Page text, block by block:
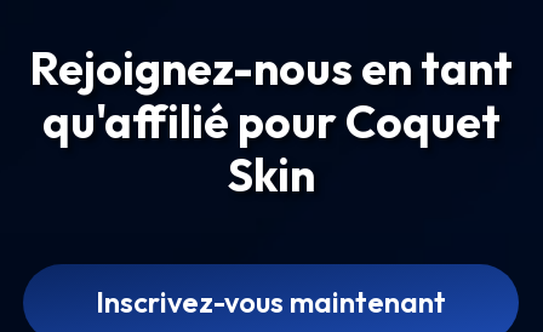
Rejoignez-nous en tant
qu'affilié pour Coquet
Skin
Inscrivez-vous maintenant